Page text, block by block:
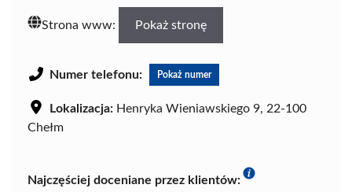
Strona www: Pokaż stronę
Numer telefonu: Pokaż numer
Lokalizacja: Henryka Wieniawskiego 9, 22-100
Chełm
Najczęściej doceniane przez klientów: